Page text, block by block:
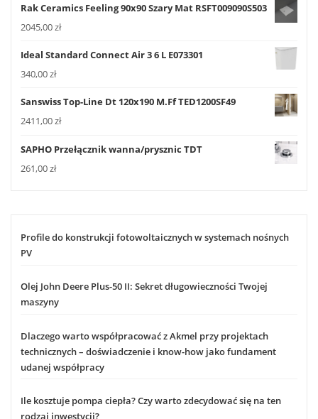
Rak Ceramics Feeling 90x90 Szary Mat RSFT009090S503
2045,00zł
Ideal Standard Connect Air 3 6 L E073301
340,00zł
Sanswiss Top-Line Dt 120x190 M.Ff TED1200SF49
2411,00zł
SAPHO Przełącznik wanna/prysznic TDT
261,00zł
Profile do konstrukcji fotowoltaicznych w systemach nośnych
PV
Olej John Deere Plus-50 II: Sekret długowieczności Twojej
maszyny
Dlaczego warto współpracować z Akmel przy projektach
technicznych – doświadczenie i know-how jako fundament
udanej współpracy
Ile kosztuje pompa ciepła? Czy warto zdecydować się na ten
rodzaj inwestycji?